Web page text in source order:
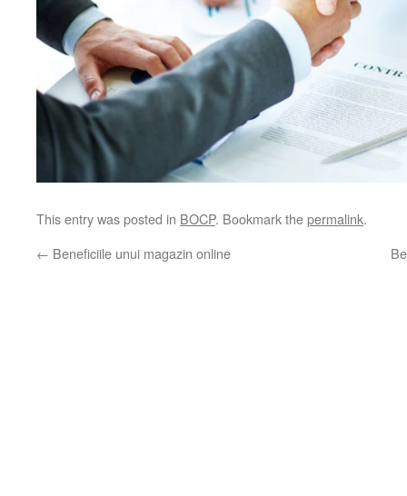
This entry was posted in BOCP. Bookmark thepermalink.
← Beneficiile unui magazin online